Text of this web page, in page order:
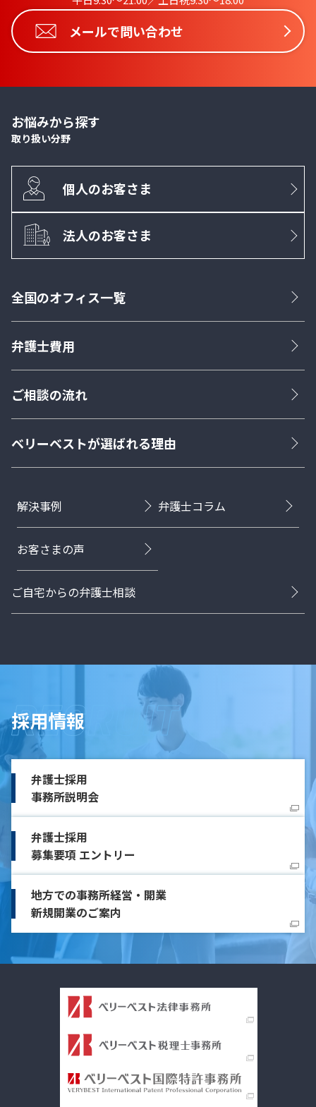
メールで問い合わせ
お悩みから探す
取り扱い分野
個人のお客さま
法人のお客さま
全国のオフィス一覧
弁護士費用
ご相談の流れ
ベリーベストが選ばれる理由
解決事例 弁護士コラム
お客さまの声
ご自宅からの弁護士相談
採用情報
弁護士採用
事務所説明会
弁護士採用
募集要項 エントリー
地方での事務所経営・開業
新規開業のご案内